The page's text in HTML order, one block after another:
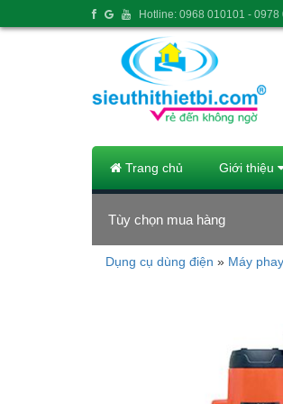
Trang chủ Giới thiệu
Tùy chọn mua hàng
Dụng cụ dùng điện » Máy phay
Hotline: 0968 010101 - 0978